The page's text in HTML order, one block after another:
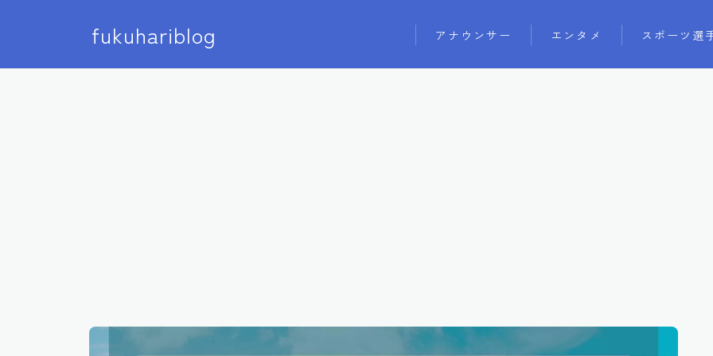
fukuhariblog アナウンサー エンタメ スポーツ選